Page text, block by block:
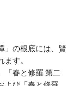
」の根底には、賢
す。
「春と修羅 第二